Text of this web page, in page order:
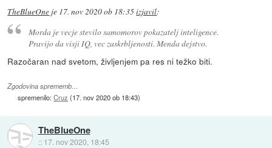
TheBlueOne je 17. nov 2020 ob 18:35izjavil:
Morda je vecje stevilo samomorov pokazatelj inteligence.
Pravijo da visji IQ, vec zaskrbljenosti. Menda dejstvo.
Razočaran nad svetom, življenjem pa res ni težko biti.
Zgodovina sprememb…
spremenilo:Cruz (17. nov 2020 ob 18:43)
TheBlueOne
:: 17. nov 2020, 18:45